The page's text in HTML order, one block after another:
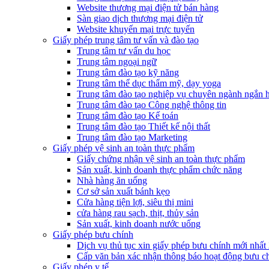
Website thương mại điện tử bán hàng
Sàn giao dịch thương mại điện tử
Website khuyến mại trực tuyến
Giấy phép trung tâm tư vấn và đào tạo
Trung tâm tư vấn du học
Trung tâm ngoại ngữ
Trung tâm đào tạo kỹ năng
Trung tâm thể dục thẩm mỹ, dạy yoga
Trung tâm đào tạo nghiệp vụ chuyên ngành ngắn
Trung tâm đào tạo Công nghệ thông tin
Trung tâm đào tạo Kế toán
Trung tâm đào tạo Thiết kế nội thất
Trung tâm đào tạo Marketing
Giấy phép vệ sinh an toàn thực phẩm
Giấy chứng nhận vệ sinh an toàn thực phẩm
Sản xuất, kinh doanh thực phẩm chức năng
Nhà hàng ăn uống
Cơ sở sản xuất bánh kẹo
Cửa hàng tiện lợi, siêu thị mini
cửa hàng rau sạch, thịt, thủy sản
Sản xuất, kinh doanh nước uống
Giấy phép bưu chính
Dịch vụ thủ tục xin giấy phép bưu chính mới nhất
Cấp văn bản xác nhận thông báo hoạt động bưu
Giấy phép y tế